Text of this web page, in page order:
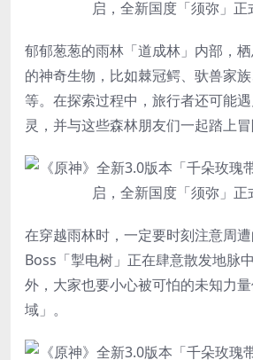
郁郁葱葱的雨林「道成林」内部，
的神奇生物，比如棘冠鳄、驮兽家
等。在探索过程中，旅行者还可能
灵，并与这些森林朋友们一起踏上冒
在穿越雨林时，一定要时刻注意周
Boss「掣电树」正在肆意散发地脉
外，大家也要小心被可怕的未知力
域」。